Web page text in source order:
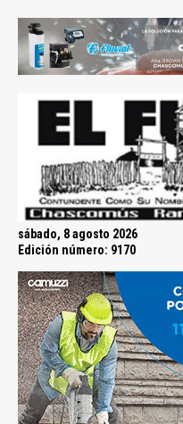
sábado, 8 agosto 2026
Edición número: 9170